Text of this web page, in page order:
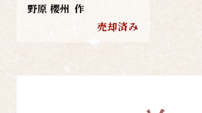
野原 櫻州 作
売却済み